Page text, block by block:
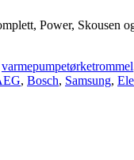
Power, Skousen
varmepumpetørketrommel
, Bosch, Samsung,